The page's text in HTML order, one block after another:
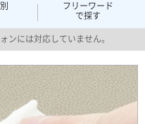
フリーワード
で探す
ンには対応していません。